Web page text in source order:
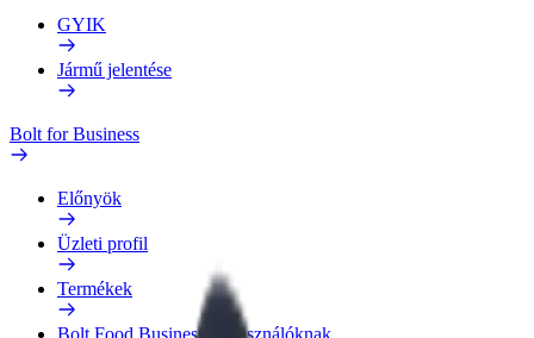
GYIK
Jármű jelentése
Bolt for Business
Előnyök
Üzleti profil
Termékek
Bolt Food Business felhasználóknak